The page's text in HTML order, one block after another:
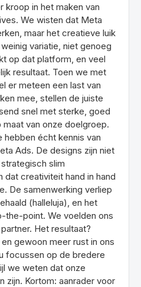
kroop in het maken van
We wisten dat Meta
maar het creatieve luik
variatie, niet genoeg
op dat platform, en veel
resultaat. Toen we met
er meteen een last van
mee, stellen de juiste
snel met sterke, goed
van onze doelgroep.
hebben écht kennis van
Ads. De designs zijn niet
slim
creativiteit hand in hand
De samenwerking verliep
(halleluja), en het
the-point. We voelden ons
Het resultaat?
gewoon meer rust in ons
focussen op de bredere
we weten dat onze
zijn. Kortom: aanrader voor